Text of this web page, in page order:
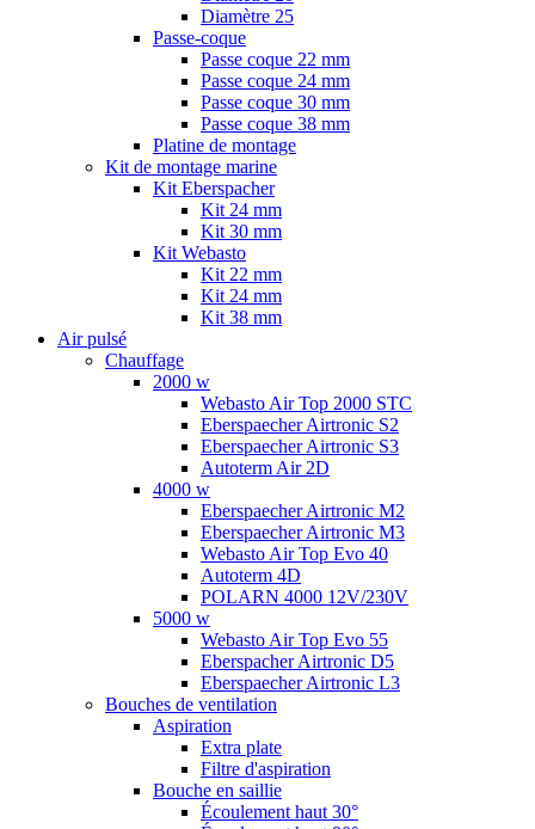
Diamètre 25
Passe-coque
Passe coque 22 mm
Passe coque 24 mm
Passe coque 30 mm
Passe coque 38 mm
Platine de montage
Kit de montage marine
Kit Eberspacher
Kit 24 mm
Kit 30 mm
Kit Webasto
Kit 22 mm
Kit 24 mm
Kit 38 mm
Air pulsé
Chauffage
2000 w
Webasto Air Top 2000 STC
Eberspaecher Airtronic S2
Eberspaecher Airtronic S3
Autoterm Air 2D
4000 w
Eberspaecher Airtronic M2
Eberspaecher Airtronic M3
Webasto Air Top Evo 40
Autoterm 4D
POLARN 4000 12V/230V
5000 w
Webasto Air Top Evo 55
Eberspacher Airtronic D5
Eberspaecher Airtronic L3
Bouches de ventilation
Aspiration
Extra plate
Filtre d'aspiration
Bouche en saillie
Écoulement haut 30°